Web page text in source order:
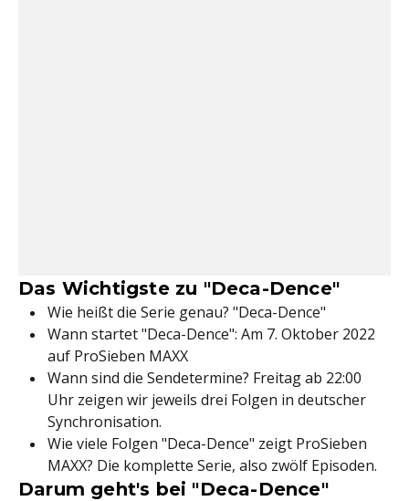
Das Wichtigste zu "Deca-Dence"
Wie heißt die Serie genau? "Deca-Dence"
Wann startet "Deca-Dence": Am 7. Oktober 2022
auf ProSieben MAXX
Wann sind die Sendetermine? Freitag ab 22:00
Uhr zeigen wir jeweils drei Folgen in deutscher
Synchronisation.
Wie viele Folgen "Deca-Dence" zeigt ProSieben
MAXX? Die komplette Serie, also zwölf Episoden.
Darum geht's bei "Deca-Dence"